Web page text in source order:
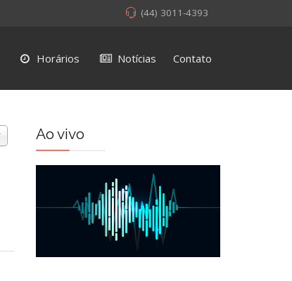
(44) 3011-4393
Horários Notícias Contato
Ao vivo